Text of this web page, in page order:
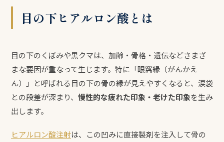
目の下ヒアルロン酸とは
目の下のくぼみや黒クマは、加齢・骨格・遺伝などさまざ
まな要因が重なって生じます。特に「眼窩縁（がんかえ
ん）」と呼ばれる目の下の骨の縁が見えやすくなると、涙袋
との段差が深まり、 慢性的な疲れた印象・老けた印象を生み
出します。
ヒアルロン酸注射は、この凹みに直接製剤を注入して骨の